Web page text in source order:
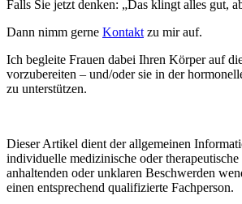
Falls Sie jetzt denken: „Das klingt alles gut,
Dann nimm gerne Kontakt zu mir auf.
Ich begleite Frauen dabei Ihren Körper auf
vorzubereiten – und/oder sie in der
zu unterstützen.
Dieser Artikel dient der allgemeinen
individuelle medizinische oder
anhaltenden oder unklaren Beschwerden
einen entsprechend qualifizierte Fachperson.